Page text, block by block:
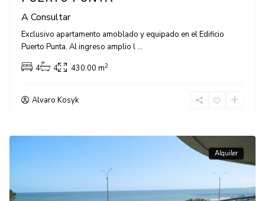
A Consultar
Exclusivo apartamento amoblado y equipado en el Edificio
Puerto Punta. Al ingreso amplio l...
4
4 430.00 m2
Alvaro Kosyk
Alquiler